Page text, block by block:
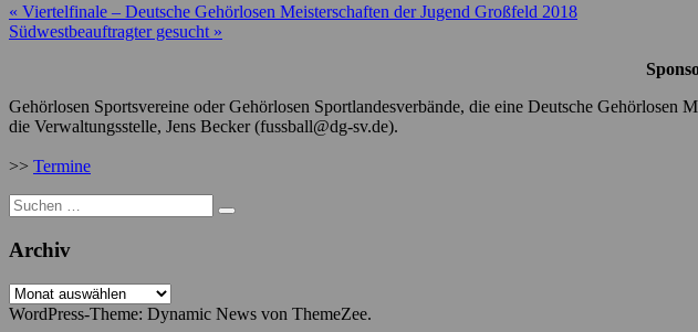
Beitragsnavigation
« Viertelfinale – Deutsche Gehörlosen Meisterschaften der Jugend Großfeld 2018
Südwestbeauftragter gesucht »
Gehörlosen Sportsvereine oder Gehörlosen Sportlandesverbände, die eine Deutsche
die Verwaltungsstelle, Jens Becker (fussball@dg-sv.de).
>> Termine
Suche
nach:
Archiv
Archiv
WordPress-Theme: Dynamic News von ThemeZee.